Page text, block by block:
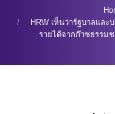
HRW เห็นว่ารัฐบาลแล
รายได้จากก๊าซธรรม